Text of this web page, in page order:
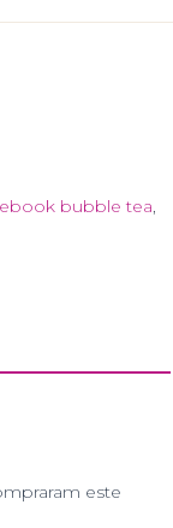
ebook bubble tea,
este